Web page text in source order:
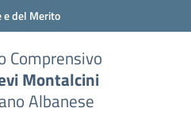
del Merito
Comprensivo
Montalcini
Albanese